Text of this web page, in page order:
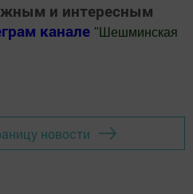
и интересным
канале " Шешминская
новости